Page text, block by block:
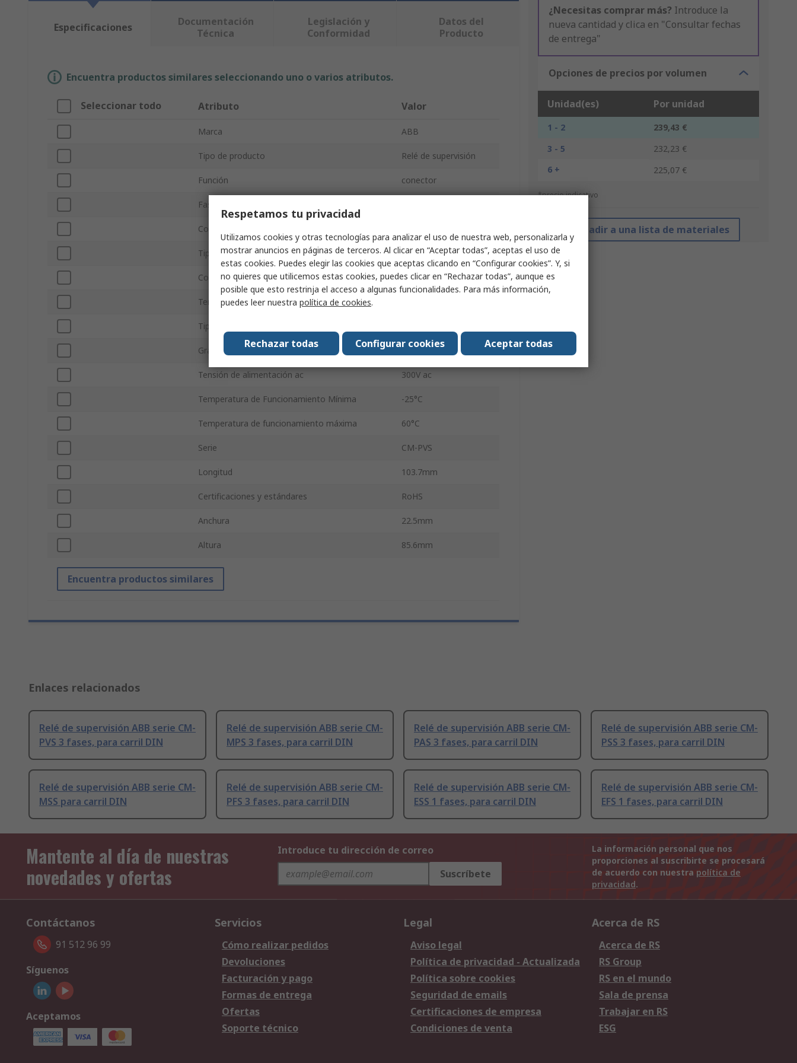
¿Necesitas comprar más? Introduce la
nueva cantidad y clica en "Consultar fechas
de entrega"
Opciones de precios por volumen
Unidad(es) Por unidad
1 - 2
239,43 €
3 - 5
232,23 €
6 +
225,07 €
*precio indicativo
Añadir a una lista de materiales
Especificaciones
Documentación
Técnica
Legislación y
Conformidad
Datos del
Producto
Encuentra productos similares seleccionando uno o varios atributos.
Seleccionar todo Atributo Valor
Marca ABB
Tipo de producto Relé de supervisión
Función conector
Fases eléctricas
Configuración de contactos
Tipo de montaje Carril DIN
Consumo de energía 18VA
Tensión de conmutación
Tipo de Terminal
Grado de protección IP IP20
Tensión de alimentación ac 300V ac
Temperatura de Funcionamiento Mínima -25°C
Temperatura de funcionamiento máxima 60°C
Serie CM-PVS
Longitud 103.7mm
Certificaciones y estándares RoHS
Anchura 22.5mm
Altura 85.6mm
Encuentra productos similares
Enlaces relacionados
Relé de supervisión ABB serie CM-
PVS 3 fases, para carril DIN
Relé de supervisión ABB serie CM-
MPS 3 fases, para carril DIN
Relé de supervisión ABB serie CM-
PAS 3 fases, para carril DIN
Relé de supervisión ABB serie CM-
PSS 3 fases, para carril DIN
Relé de supervisión ABB serie CM-
MSS para carril DIN
Relé de supervisión ABB serie CM-
PFS 3 fases, para carril DIN
Relé de supervisión ABB serie CM-
ESS 1 fases, para carril DIN
Relé de supervisión ABB serie CM-
EFS 1 fases, para carril DIN
Mantente al día de nuestras
novedades y ofertas
Introduce tu dirección de correo
Suscríbete
La información personal que nos
proporciones al suscribirte se procesará
de acuerdo con nuestra política de
privacidad.
Contáctanos
91 512 96 99
Síguenos
Aceptamos
Servicios
Cómo realizar pedidos
Devoluciones
Facturación y pago
Formas de entrega
Ofertas
Soporte técnico
Legal
Aviso legal
Política de privacidad - Actualizada
Política sobre cookies
Seguridad de emails
Certificaciones de empresa
Condiciones de venta
Acerca de RS
Acerca de RS
RS Group
RS en el mundo
Sala de prensa
Trabajar en RS
ESG
Respetamos tu privacidad
Utilizamos cookies y otras tecnologías para analizar el uso de nuestra web, personalizarla y
mostrar anuncios en páginas de terceros. Al clicar en “Aceptar todas”, aceptas el uso de
estas cookies. Puedes elegir las cookies que aceptas clicando en “Configurar cookies”. Y, si
no quieres que utilicemos estas cookies, puedes clicar en “Rechazar todas”, aunque es
posible que esto restrinja el acceso a algunas funcionalidades. Para más información,
puedes leer nuestra política de cookies.
Aceptar todas
Configurar cookies
Rechazar todas